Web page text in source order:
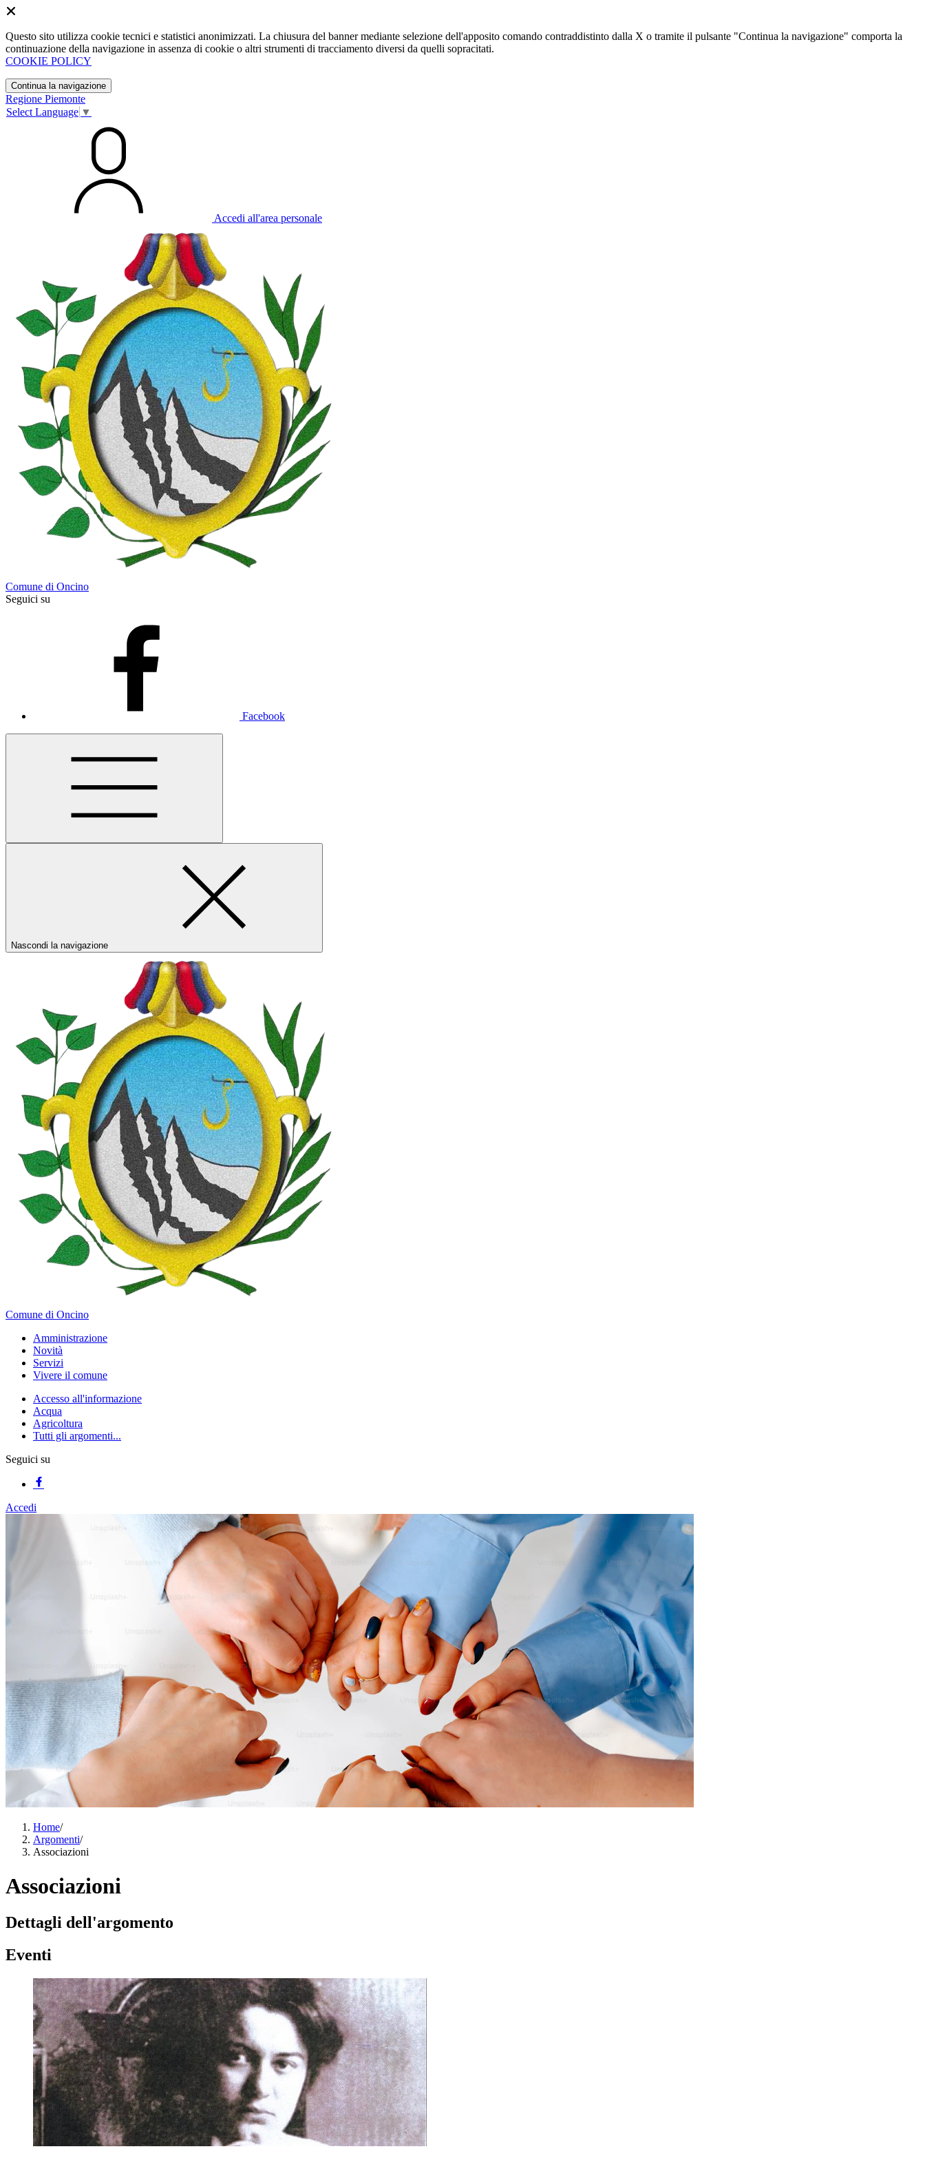
Questo sito utilizza cookie tecnici e statistici anonimizzati. La chiusura del banner mediante selezione dell'apposito comando contraddistinto dalla X o tramite il pulsante "Continua la navigazione" comporta la
continuazione della navigazione in assenza di cookie o altri strumenti di tracciamento diversi da quelli sopracitati.
COOKIE POLICY
Continua la navigazione
Regione Piemonte
Select Language ▼
Accedi all'area personale
Comune di Oncino
Seguici su
Facebook
Nascondi la navigazione
Comune di Oncino
Amministrazione
Novità
Servizi
Vivere il comune
Accesso all'informazione
Acqua
Agricoltura
Tutti gli argomenti...
Seguici su
Accedi
Home/
Argomenti/
Associazioni
Associazioni
Dettagli dell'argomento
Eventi